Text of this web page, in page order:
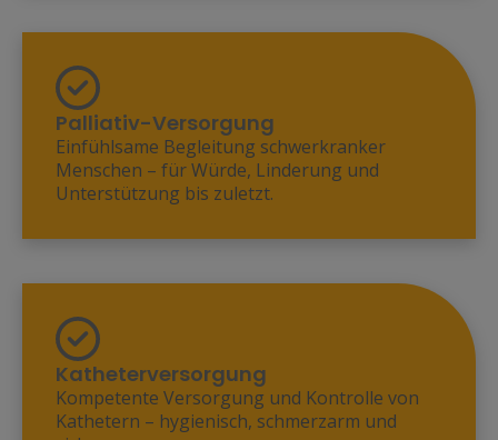
Palliativ-Versorgung
Einfühlsame Begleitung schwerkranker
Menschen – für Würde, Linderung und
Unterstützung bis zuletzt.
Katheterversorgung
Kompetente Versorgung und Kontrolle von
Kathetern – hygienisch, schmerzarm und